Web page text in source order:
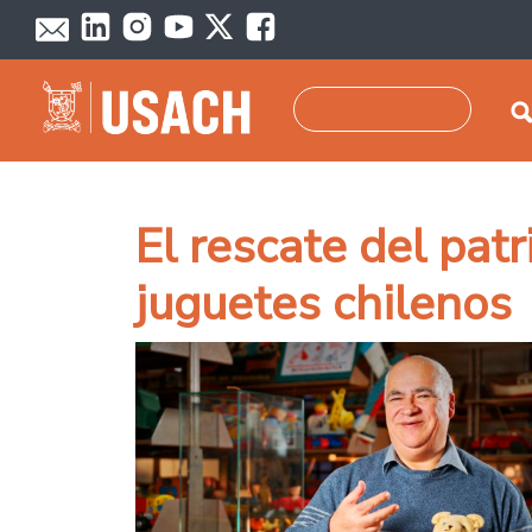
Pasar al contenido principal
El rescate del
juguetes chilenos